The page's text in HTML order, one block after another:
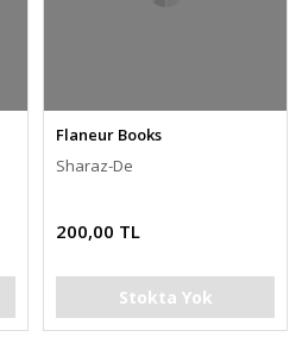
Flaneur Books
Sharaz-De
200,00 TL
Stokta Yok